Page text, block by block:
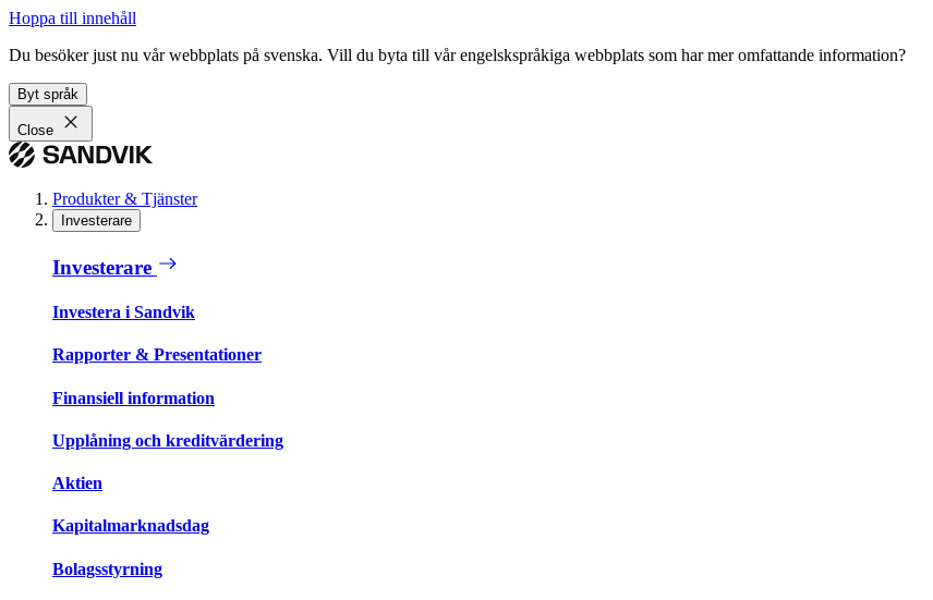
Hoppa till innehåll
Du besöker just nu vår webbplats på svenska. Vill du byta till vår engelskspråkiga webbplats som har mer omfattande information?
Byt språk
Close
Produkter & Tjänster
Investerare
Investerare
Investera i Sandvik
Rapporter & Presentationer
Finansiell information
Upplåning och kreditvärdering
Aktien
Kapitalmarknadsdag
Bolagsstyrning